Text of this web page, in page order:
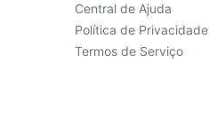
Central de Ajuda
Política de Privacidade
Termos de Serviço